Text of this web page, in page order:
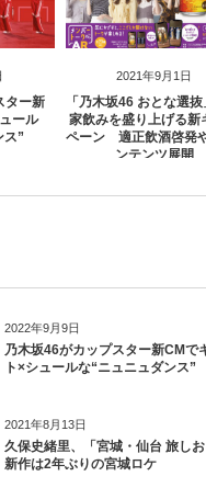
ター新
ール
ス”
2021年9月1日
「乃木坂46 おとな選
家飲みを盛り上げる新
ペーン 適正飲酒啓発
ンテンツ展開
2022年9月9日
乃木坂46がカップスター新CMで
ト×シュールな“ニュニュダンス”
2021年8月13日
久保史緒里、「宮城・仙台 旅しお
新作は2年ぶりの宮城ロケ